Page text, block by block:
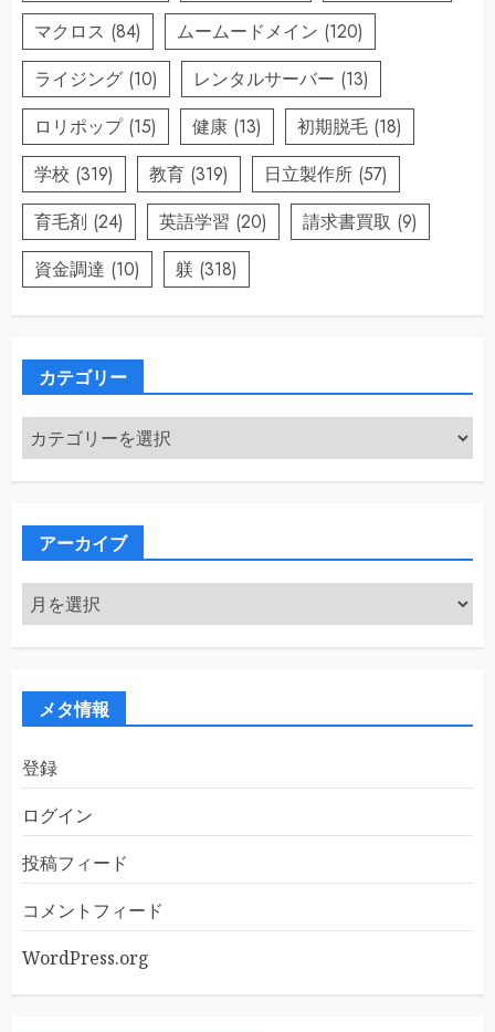
マクロス (84) ムームードメイン (120)
ライジング (10) レンタルサーバー (13)
ロリポップ(15) 健康 (13) 初期脱毛 (18)
学校 (319) 教育 (319) 日立製作所 (57)
育毛剤 (24) 英語学習 (20) 請求書買取 (9)
資金調達 (10) 躾 (318)
カテゴリー
カ
テ
ゴ
アーカイブ
ア
ー
カ
メタ情報
登録
ログイン
投稿フィード
コメントフィード
WordPress.org